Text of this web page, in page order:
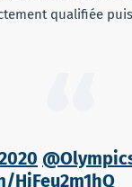
qualifiée